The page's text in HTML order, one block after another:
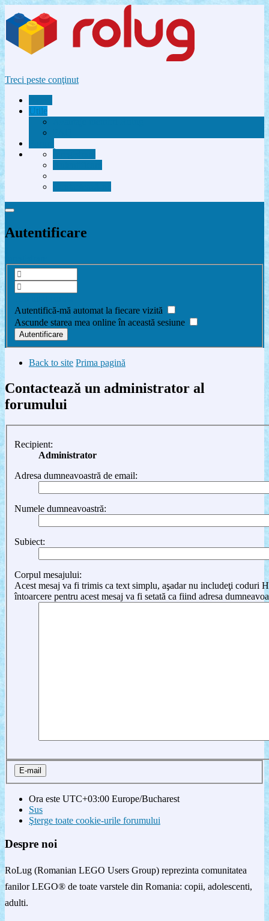
Treci peste conţinut
Utile
Autentificare
Autentifică-mă automat la fiecare vizită
Ascunde starea mea online în această sesiune
Back to site Prima pagină
Contactează un administrator al
forumului
Recipient:
Administrator
Adresa dumneavoastră de email:
Numele dumneavoastră:
Subiect:
Corpul mesajului:
Acest mesaj va fi trimis ca text simplu, aşadar nu includeţi coduri
întoarcere pentru acest mesaj va fi setată ca fiind adresa
Ora este UTC+03:00 Europe/Bucharest
Sus
Şterge toate cookie-urile forumului
Despre noi
RoLug (Romanian LEGO Users Group) reprezinta comunitatea
fanilor LEGO® de toate varstele din Romania: copii, adolescenti,
adulti.